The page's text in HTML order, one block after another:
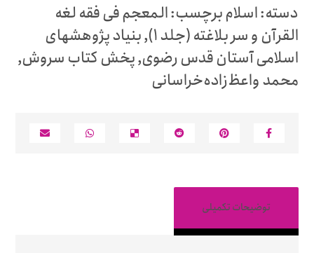
دسته:اسلامبرچسب:المعجم فی فقه لغه
القرآن و سر بلاغته (جلد 1) ,بنیاد پژوهشهای
اسلامی آستان قدس رضوی,پخش کتاب سروش,
محمد واعظ‌زاده‌خراسانی
توضیحات تکمیلی